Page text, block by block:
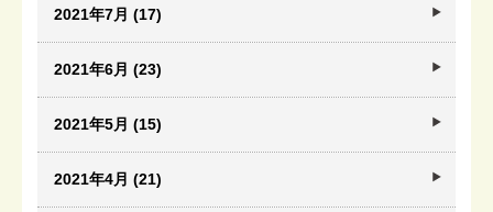
2021年7月 (17)
2021年6月 (23)
2021年5月 (15)
2021年4月 (21)